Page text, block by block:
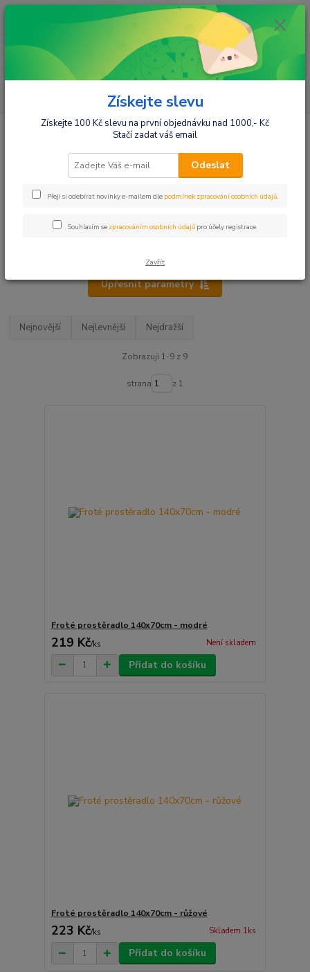
ks
za 0,00 Kč
Vybavení do postýlek Prostěradla Do postýlek
Do postýlek
Bavlněné prostěradla
Jersey prostěradla
Upřesnit parametry
Nejnovější Nejlevnější Nejdražší
Zobrazuji 1-9 z 9
strana z 1
Froté prostěradlo 140x70cm - modré
219 Kč/ks Není skladem
Přidat do košíku
Froté prostěradlo 140x70cm - růžové
223 Kč/ks Skladem 1ks
Přidat do košíku
Získejte slevu
Získejte 100 Kč slevu na první objednávku nad 1000,- Kč
Stačí zadat váš email
Odeslat
Přeji si odebírat novinky e-mailem dle podmínek zpracování osobních údajů.
Souhlasím se zpracováním osobních údajů pro účely registrace.
Zavřít